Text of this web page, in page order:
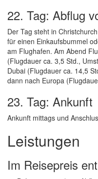
22. Tag: Abflug
Der Tag steht in
für einen Einkaufsbummel
am Flughafen. Am Abend
(Flugdauer ca. 3,5 Std.,
Dubai (Flugdauer ca. 14,5
dann nach Europa
23. Tag: Ankunft
Ankunft mittags und
Leistungen
Im Reisepreis